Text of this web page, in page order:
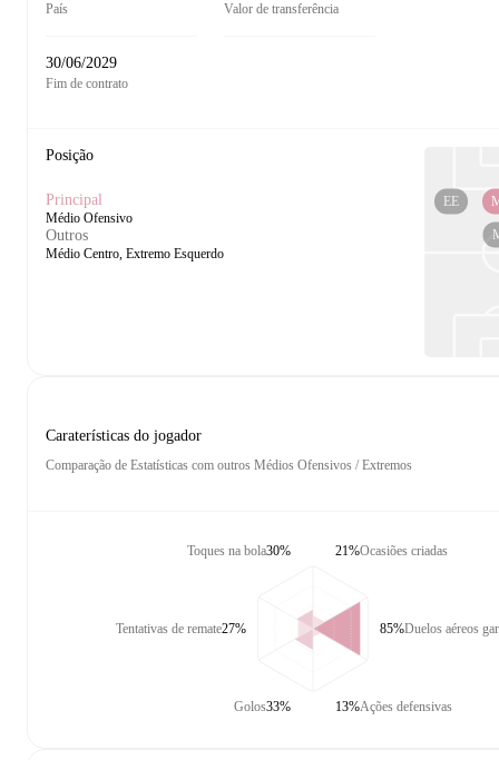
País Valor de transferência
30/06/2029
Fim de contrato
Posição
Principal
Médio Ofensivo
Outros
Médio Centro, Extremo Esquerdo
EE
Caraterísticas do jogador
Comparação de Estatísticas com outros Médios Ofensivos / Extremos
Toques na bola30%
Tentativas de remate27%
Golos33%
Ocasiões criadas
21%
Duelos aéreos
85%
Ações defensivas
13%